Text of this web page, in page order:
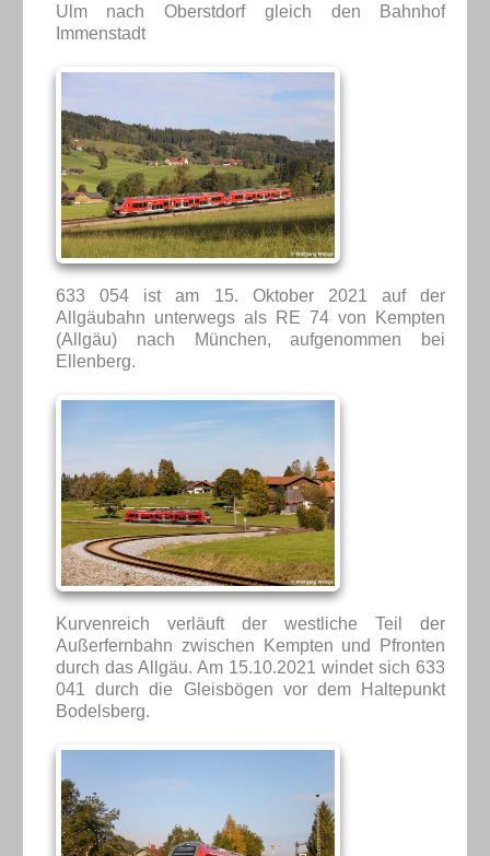
Ulm nach Oberstdorf gleich den Bahnhof
Immenstadt
633 054 ist am 15. Oktober 2021 auf der
Allgäubahn unterwegs als RE 74 von Kempten
(Allgäu) nach München, aufgenommen bei
Ellenberg.
Kurvenreich verläuft der westliche Teil der
Außerfernbahn zwischen Kempten und Pfronten
durch das Allgäu. Am 15.10.2021 windet sich 633
041 durch die Gleisbögen vor dem Haltepunkt
Bodelsberg.